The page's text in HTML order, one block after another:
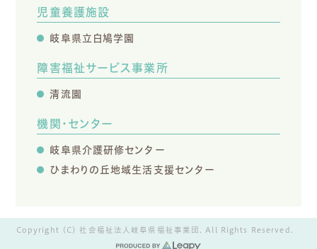
児童養護施設
岐阜県立白鳩学園
障害福祉サービス事業所
清流園
機関・センター
岐阜県介護研修センター
ひまわりの丘地域生活支援センター
Copyright (C) 社会福祉法人岐阜県福祉事業団. All Rights Reserved.